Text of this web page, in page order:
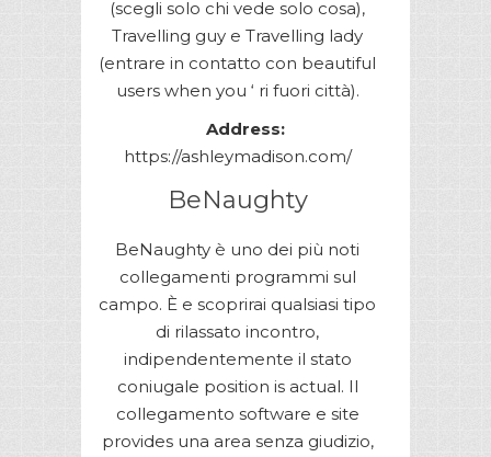
(scegli solo chi vede solo cosa),
Travelling guy e Travelling lady
(entrare in contatto con beautiful
users when you ‘ ri fuori città).
Address:
https://ashleymadison.com/
BeNaughty
BeNaughty è uno dei più noti
collegamenti programmi sul
campo. È e scoprirai qualsiasi tipo
di rilassato incontro,
indipendentemente il stato
coniugale position is actual. Il
collegamento software e site
provides una area senza giudizio,